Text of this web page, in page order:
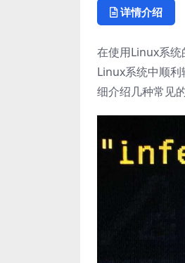
详情介绍
在使用Linux系统
Linux系统中顺
细介绍几种常见